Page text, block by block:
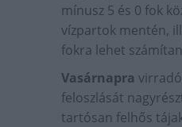
mínusz 5 és 0 fok
vízpartok mentén,
fokra lehet
Vasárnapra
feloszlását
tartósan felhős